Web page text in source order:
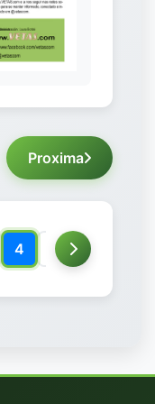
Proxima
4 5 6